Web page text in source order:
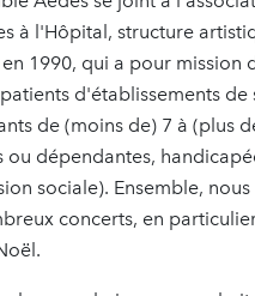
à l'Hôpital, structure
1990, qui a pour mission
d'établissements de
de (moins de) 7 à (plus
ou dépendantes,
sociale). Ensemble,
concerts, en